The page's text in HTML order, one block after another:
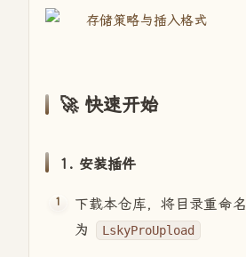
🚀 快速开始
1. 安装插件
下载本仓库，将目录重命名
为
LskyProUpload